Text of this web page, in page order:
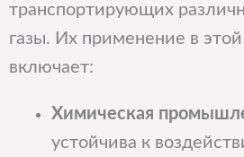
транспортирующих
газы. Их применение в
включает:
Химическая
устойчива к